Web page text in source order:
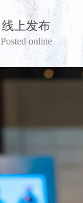
线上发布
Posted online